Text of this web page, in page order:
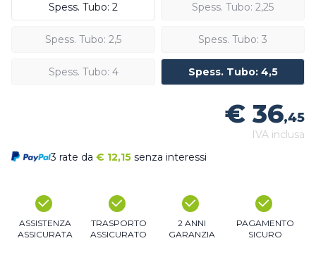
Spess. Tubo: 2 Spess. Tubo: 2,25
Spess. Tubo: 2,5 Spess. Tubo: 3
Spess. Tubo: 4 Spess. Tubo: 4,5
€ 36,45
IVA inclusa
3 rate da € 12,15 senza interessi
ASSISTENZA
ASSICURATA
TRASPORTO
ASSICURATO
2 ANNI
GARANZIA
PAGAMENTO
SICURO